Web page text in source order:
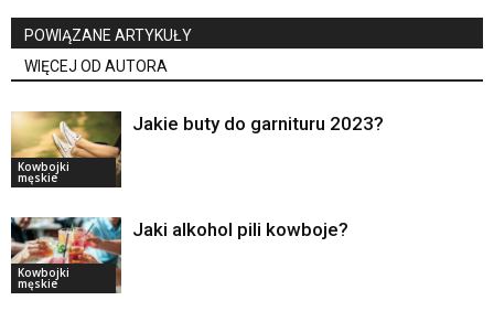
POWIĄZANE ARTYKUŁY
WIĘCEJ OD AUTORA
Kowbojki
męskie
Jakie buty do garnituru 2023?
Kowbojki
męskie
Jaki alkohol pili kowboje?